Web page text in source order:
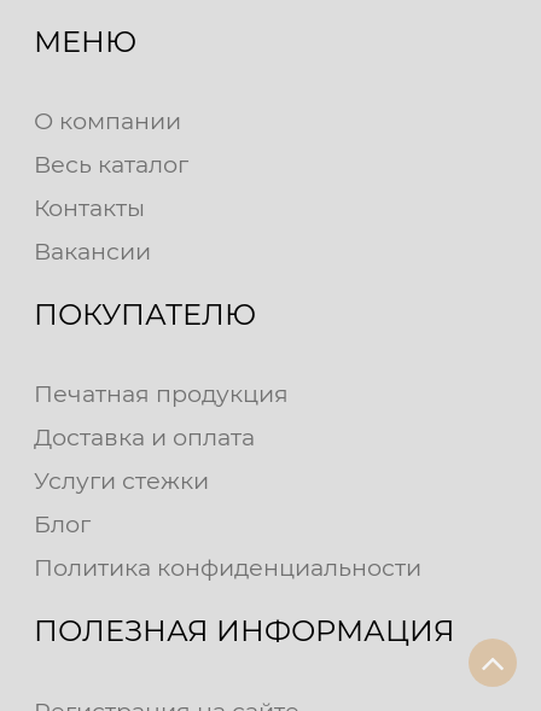
МЕНЮ
О компании
Весь каталог
Контакты
Вакансии
ПОКУПАТЕЛЮ
Печатная продукция
Доставка и оплата
Услуги стежки
Блог
Политика конфиденциальности
ПОЛЕЗНАЯ ИНФОРМАЦИЯ